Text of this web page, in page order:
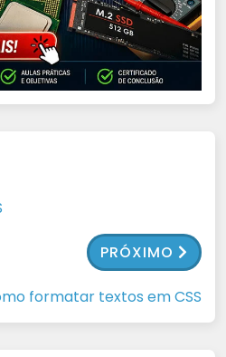
PRÓXIMO
formatar textos em CSS